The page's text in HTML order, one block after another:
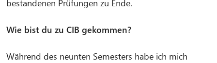
bestandenen Prüfungen zu Ende.
Wie bist du zu CIB gekommen?
Während des neunten Semesters habe ich mich